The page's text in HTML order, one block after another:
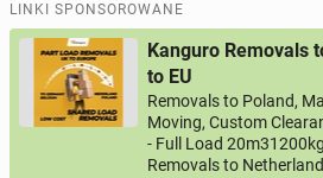
LINKI SPONSOROWANE
Kanguro Removals
to EU
Removals to Poland,
Moving, Custom
- Full Load
Removals to